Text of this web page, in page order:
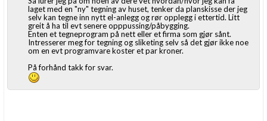
laget med en "ny" tegning av huset, tenker da planskisse der jeg
selv kan tegne inn nytt el-anlegg og rør opplegg i ettertid. Litt
greit å ha til evt senere opppussing/påbygging.
Enten et tegneprogram på nett eller et firma som gjør sånt.
Intresserer meg for tegning og sliketing selv så det gjør ikke noe
om en evt programvare koster et par kroner.
På forhånd takk for svar.